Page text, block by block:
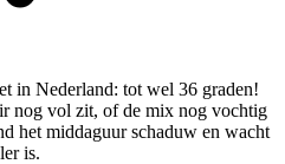
in Nederland: tot wel 36 graden!
nog vol zit, of de mix nog vochtig
het middaguur schaduw en wacht
is.